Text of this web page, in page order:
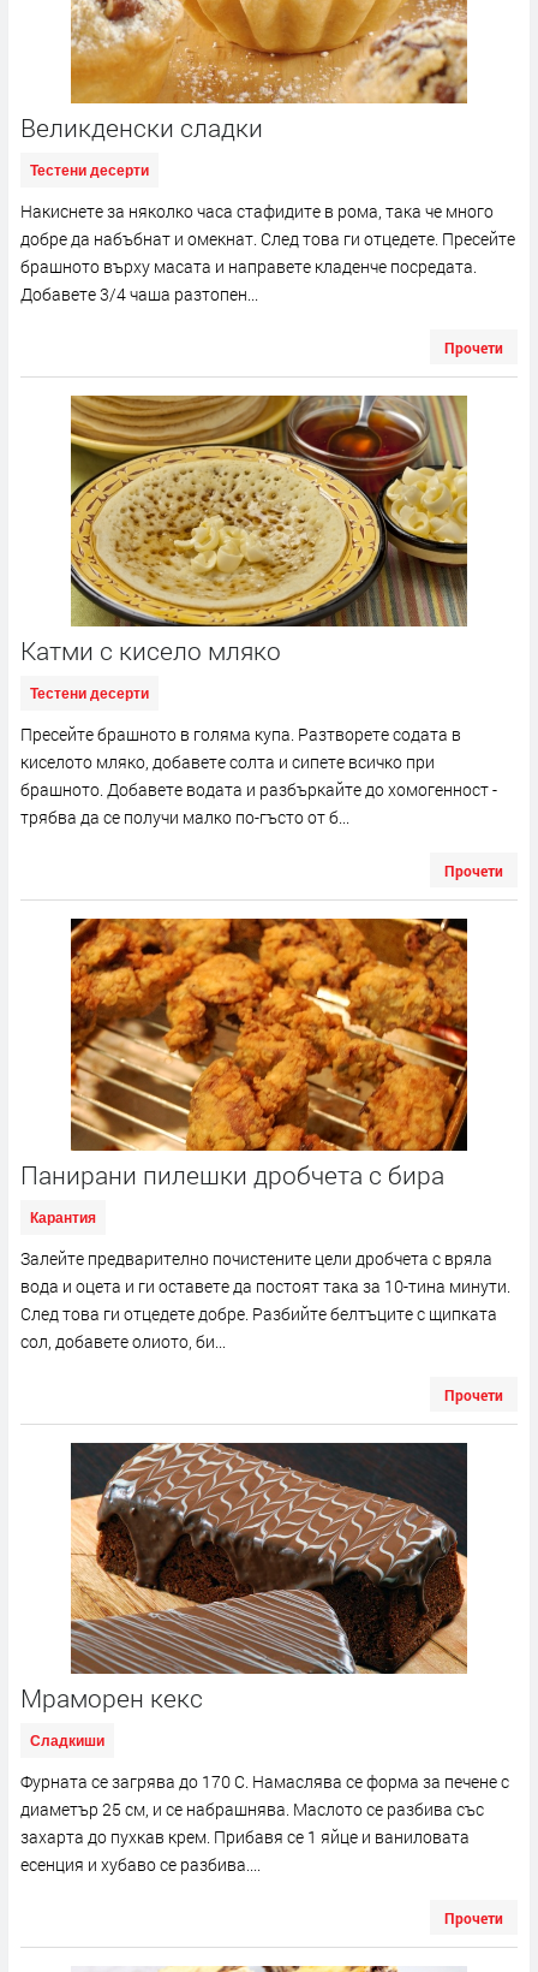
Великденски сладки
Тестени десерти
Накиснете за няколко часа стафидите в рома, така че много
добре да набъбнат и омекнат. След това ги отцедете. Пресейте
брашното върху масата и направете кладенче посредата.
Добавете 3/4 чаша разтопен...
Прочети
Катми с кисело мляко
Тестени десерти
Пресейте брашното в голяма купа. Разтворете содата в
киселото мляко, добавете солта и сипете всичко при
брашното. Добавете водата и разбъркайте до хомогенност -
трябва да се получи малко по-гъсто от б...
Прочети
Панирани пилешки дробчета с бира
Карантия
Залейте предварително почистените цели дробчета с вряла
вода и оцета и ги оставете да постоят така за 10-тина минути.
След това ги отцедете добре. Разбийте белтъците с щипката
сол, добавете олиото, би...
Прочети
Мраморен кекс
Сладкиши
Фурната се загрява до 170 С. Намаслява се форма за печене с
диаметър 25 см, и се набрашнява. Маслото се разбива със
захарта до пухкав крем. Прибавя се 1 яйце и ваниловата
есенция и хубаво се разбива....
Прочети